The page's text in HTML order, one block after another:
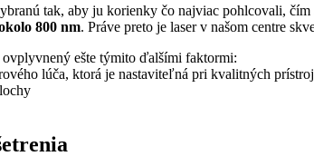
tak, aby ju korienky čo najviac pohlcovali,
800 nm. Práve preto je laser v našom centre
ešte týmito ďalšími faktormi:
lúča, ktorá je nastaviteľná pri kvalitných